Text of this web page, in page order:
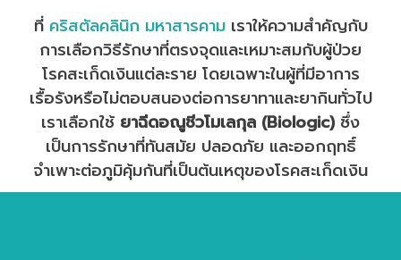
ที่ คริสตัลคลินิก มหาสารคามเราให้ความสำคัญกับ
การเลือกวิธีรักษาที่ตรงจุดและเหมาะสมกับผู้ป่วย
โรคสะเก็ดเงินแต่ละราย โดยเฉพาะในผู้ที่มีอาการ
เรื้อรังหรือไม่ตอบสนองต่อการยาทาและยากินทั่วไป
เราเลือกใช้ ยาฉีดอณูชีวโมเลกุล (Biologic) ซึ่ง
เป็นการรักษาที่ทันสมัย ปลอดภัย และออกฤทธิ์
จำเพาะต่อภูมิคุ้มกันที่เป็นต้นเหตุของโรคสะเก็ดเงิน